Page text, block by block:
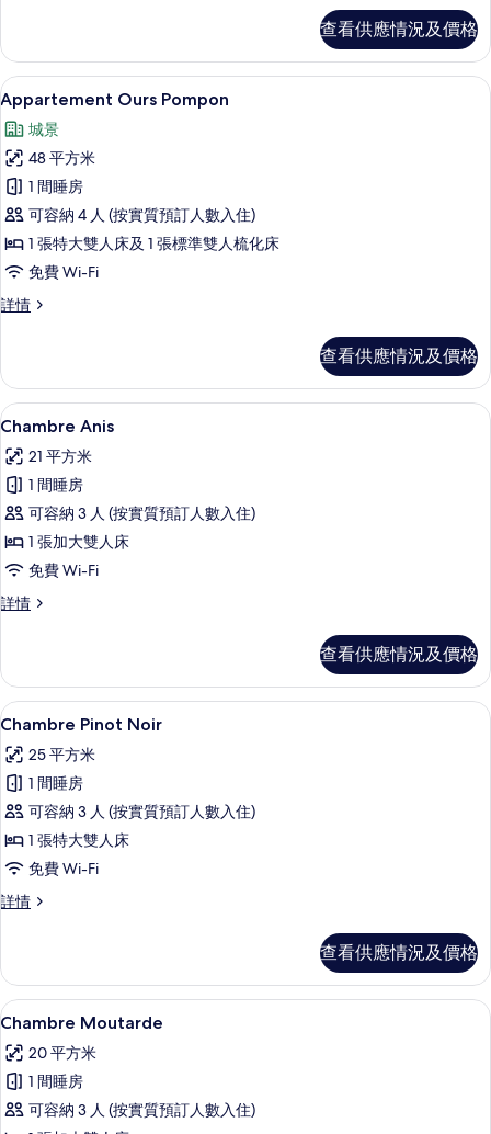
片
詳
情
查看供應情況及價格
載
入
所
有
Appartement
Ours
Pompon
的
相
Appartement Ours Pompon | 客房景
5
Appartement Ours Pompon
城景
48 平方米
1 間睡房
可容納 4 人 (按實質預訂人數入住)
1 張特大雙人床及 1 張標準雙人梳化床
免費 Wi-Fi
詳情
Appartement
情
查看供應情況及價格
載
入
所
有
Chambre
Anis
的
相
Chambre Anis | 房內夾萬、書桌、遮
4
Chambre Anis
21 平方米
1 間睡房
可容納 3 人 (按實質預訂人數入住)
1 張加大雙人床
免費 Wi-Fi
詳情
Chambre
查看供應情況及價格
載
入
所
有
Chambre
Pinot
Noir
的
Chambre Pinot Noir | 房內夾萬、書
4
Chambre Pinot Noir
25 平方米
1 間睡房
可容納 3 人 (按實質預訂人數入住)
1 張特大雙人床
免費 Wi-Fi
詳情
Chambre
情
查看供應情況及價格
載
入
所
有
Chambre
Chambre Moutarde | 房內夾萬、書
3
Chambre Moutarde
20 平方米
1 間睡房
可容納 3 人 (按實質預訂人數入住)